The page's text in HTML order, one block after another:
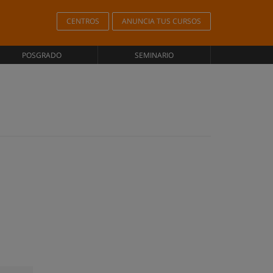
CENTROS ANUNCIA TUS CURSOS
POSGRADO SEMINARIO